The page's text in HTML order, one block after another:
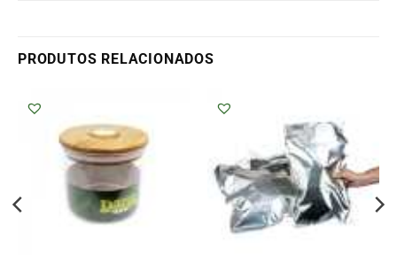
PRODUTOS RELACIONADOS